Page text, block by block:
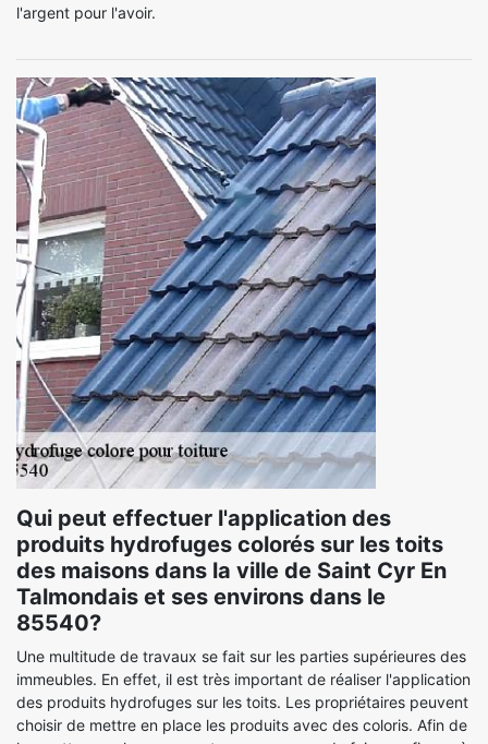
l'argent pour l'avoir.
Qui peut effectuer l'application des
produits hydrofuges colorés sur les toits
des maisons dans la ville de Saint Cyr En
Talmondais et ses environs dans le
85540?
Une multitude de travaux se fait sur les parties supérieures des
immeubles. En effet, il est très important de réaliser l'application
des produits hydrofuges sur les toits. Les propriétaires peuvent
choisir de mettre en place les produits avec des coloris. Afin de